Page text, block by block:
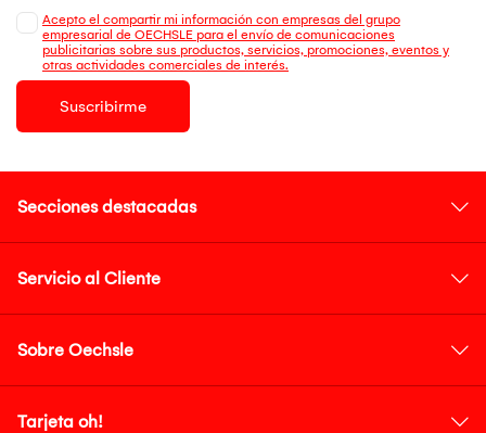
Acepto el compartir mi información con empresas del grupo
empresarial de OECHSLE para el envío de comunicaciones
publicitarias sobre sus productos, servicios, promociones, eventos y
otras actividades comerciales de interés.
Suscribirme
Secciones destacadas
Servicio al Cliente
Sobre Oechsle
Tarjeta oh!